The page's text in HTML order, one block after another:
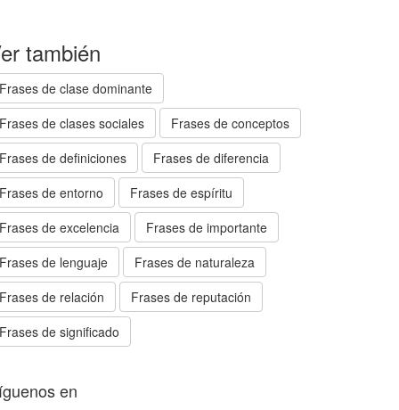
también
Frases de clase dominante
Frases de clases sociales
Frases de conceptos
Frases de definiciones
Frases de diferencia
Frases de entorno
Frases de espíritu
Frases de excelencia
Frases de importante
Frases de lenguaje
Frases de naturaleza
Frases de relación
Frases de reputación
Frases de significado
en